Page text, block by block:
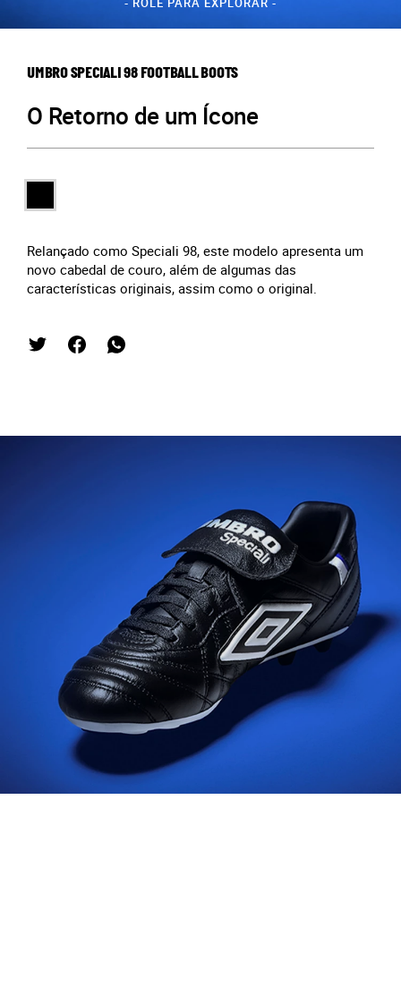
UMBRO SPECIALI 98 FOOTBALL BOOTS
O Retorno de um Ícone
Relançado como Speciali 98, este modelo apresenta um
novo cabedal de couro, além de algumas das
características originais, assim como o original.